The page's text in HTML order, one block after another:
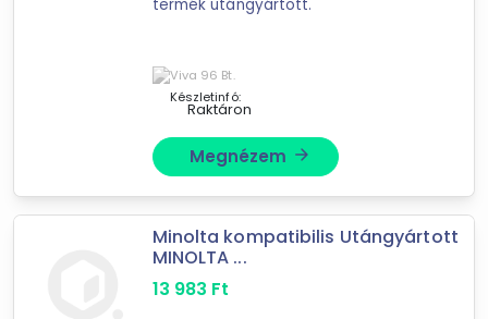
termék utángyártott.
Készletinfó:
Raktáron
Megnézem arrow_forward
Minolta kompatibilis Utángyártott
MINOLTA ...
13 983 Ft